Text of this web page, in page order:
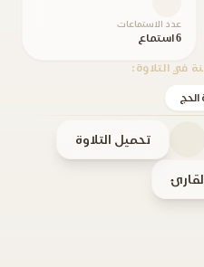
عدد الاستماعات
6 استماع
في التلاوة:
تحميل التلاوة